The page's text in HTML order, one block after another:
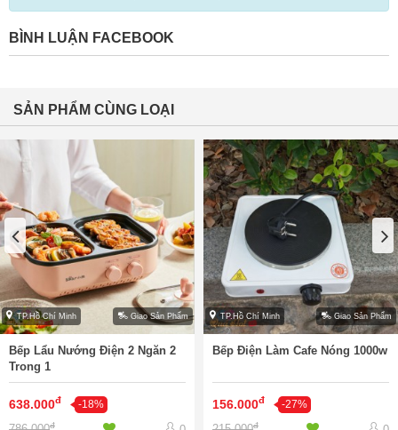
BÌNH LUẬN FACEBOOK
SẢN PHẨM CÙNG LOẠI
TP.Hồ Chí Minh Giao Sản Phẩm
Bếp Lẩu Nướng Điện 2 Ngăn 2
Trong 1
638.000đ -18%
đ
TP.Hồ Chí Minh Giao Sản Phẩm
Bếp Điện Làm Cafe Nóng 1000w
156.000đ -27%
đ